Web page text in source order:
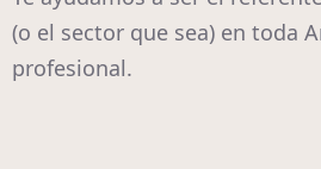
(o el sector que sea) en toda
profesional.